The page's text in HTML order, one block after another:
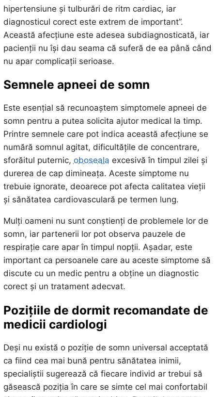
hipertensiune și tulburări de ritm cardiac, iar
diagnosticul corect este extrem de important”.
Această afecțiune este adesea subdiagnosticată, iar
pacienții nu își dau seama că suferă de ea până când
nu apar complicații serioase.
Semnele apneei de somn
Este esențial să recunoaștem simptomele apneei de
somn pentru a putea solicita ajutor medical la timp.
Printre semnele care pot indica această afecțiune se
numără somnul agitat, dificultățile de concentrare,
sforăitul puternic, oboseala excesivă în timpul zilei și
durerea de cap dimineața. Aceste simptome nu
trebuie ignorate, deoarece pot afecta calitatea vieții
și sănătatea cardiovasculară pe termen lung.
Mulți oameni nu sunt conștienți de problemele lor de
somn, iar partenerii lor pot observa pauzele de
respirație care apar în timpul nopții. Așadar, este
important ca persoanele care au aceste simptome să
discute cu un medic pentru a obține un diagnostic
corect și un tratament adecvat.
Pozițiile de dormit recomandate de
medicii cardiologi
Deși nu există o poziție de somn universal acceptată
ca fiind cea mai bună pentru sănătatea inimii,
specialiștii sugerează că fiecare individ ar trebui să
găsească poziția în care se simte cel mai confortabil